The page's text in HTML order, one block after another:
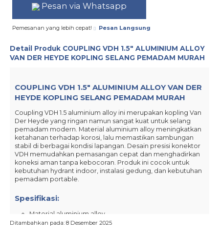
Pesan via Whatsapp
Pemesanan yang lebih cepat! Pesan Langsung
Detail Produk COUPLING VDH 1.5″ ALUMINIUM ALLOY
VAN DER HEYDE KOPLING SELANG PEMADAM MURAH
COUPLING VDH 1.5″ ALUMINIUM ALLOY VAN DER
HEYDE KOPLING SELANG PEMADAM MURAH
Coupling VDH 1.5 aluminium alloy ini merupakan kopling Van
Der Heyde yang ringan namun sangat kuat untuk selang
pemadam modern. Material aluminium alloy meningkatkan
ketahanan terhadap korosi, lalu memastikan sambungan
stabil di berbagai kondisi lapangan. Desain presisi konektor
VDH memudahkan pemasangan cepat dan menghadirkan
koneksi aman tanpa kebocoran. Produk ini cocok untuk
kebutuhan hydrant indoor, instalasi gedung, dan kebutuhan
pemadam portable.
Spesifikasi:
Material aluminium alloy
Ukuran 1.5 inch
Ditambahkan pada: 8 Desember 2025